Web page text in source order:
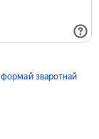
формай зваротнай